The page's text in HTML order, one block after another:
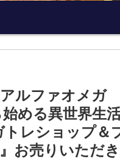
ルファオメガ
始める異世界生
トレショップ＆
お売りいただ